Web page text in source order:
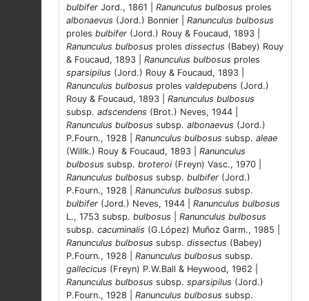
bulbifer Jord., 1861 | Ranunculus bulbosus proles
albonaevus (Jord.) Bonnier | Ranunculus bulbosus
proles bulbifer (Jord.) Rouy & Foucaud, 1893 |
Ranunculus bulbosus proles dissectus (Babey) Rouy
& Foucaud, 1893 | Ranunculus bulbosus proles
sparsipilus (Jord.) Rouy & Foucaud, 1893 |
Ranunculus bulbosus proles valdepubens (Jord.)
Rouy & Foucaud, 1893 | Ranunculus bulbosus
subsp. adscendens (Brot.) Neves, 1944 |
Ranunculus bulbosus subsp. albonaevus (Jord.)
P.Fourn., 1928 | Ranunculus bulbosus subsp. aleae
(Willk.) Rouy & Foucaud, 1893 | Ranunculus
bulbosus subsp. broteroi (Freyn) Vasc., 1970 |
Ranunculus bulbosus subsp. bulbifer (Jord.)
P.Fourn., 1928 | Ranunculus bulbosus subsp.
bulbifer (Jord.) Neves, 1944 | Ranunculus bulbosus
L., 1753 subsp. bulbosus
Ranunculus bulbosus
subsp. cacuminalis (G.López) Muñoz Garm., 1985 |
Ranunculus bulbosus subsp. dissectus (Babey)
P.Fourn., 1928 | Ranunculus bulbosus subsp.
gallecicus (Freyn) P.W.Ball & Heywood, 1962 |
Ranunculus bulbosus subsp. sparsipilus (Jord.)
P.Fourn., 1928 | Ranunculus bulbosus subsp.